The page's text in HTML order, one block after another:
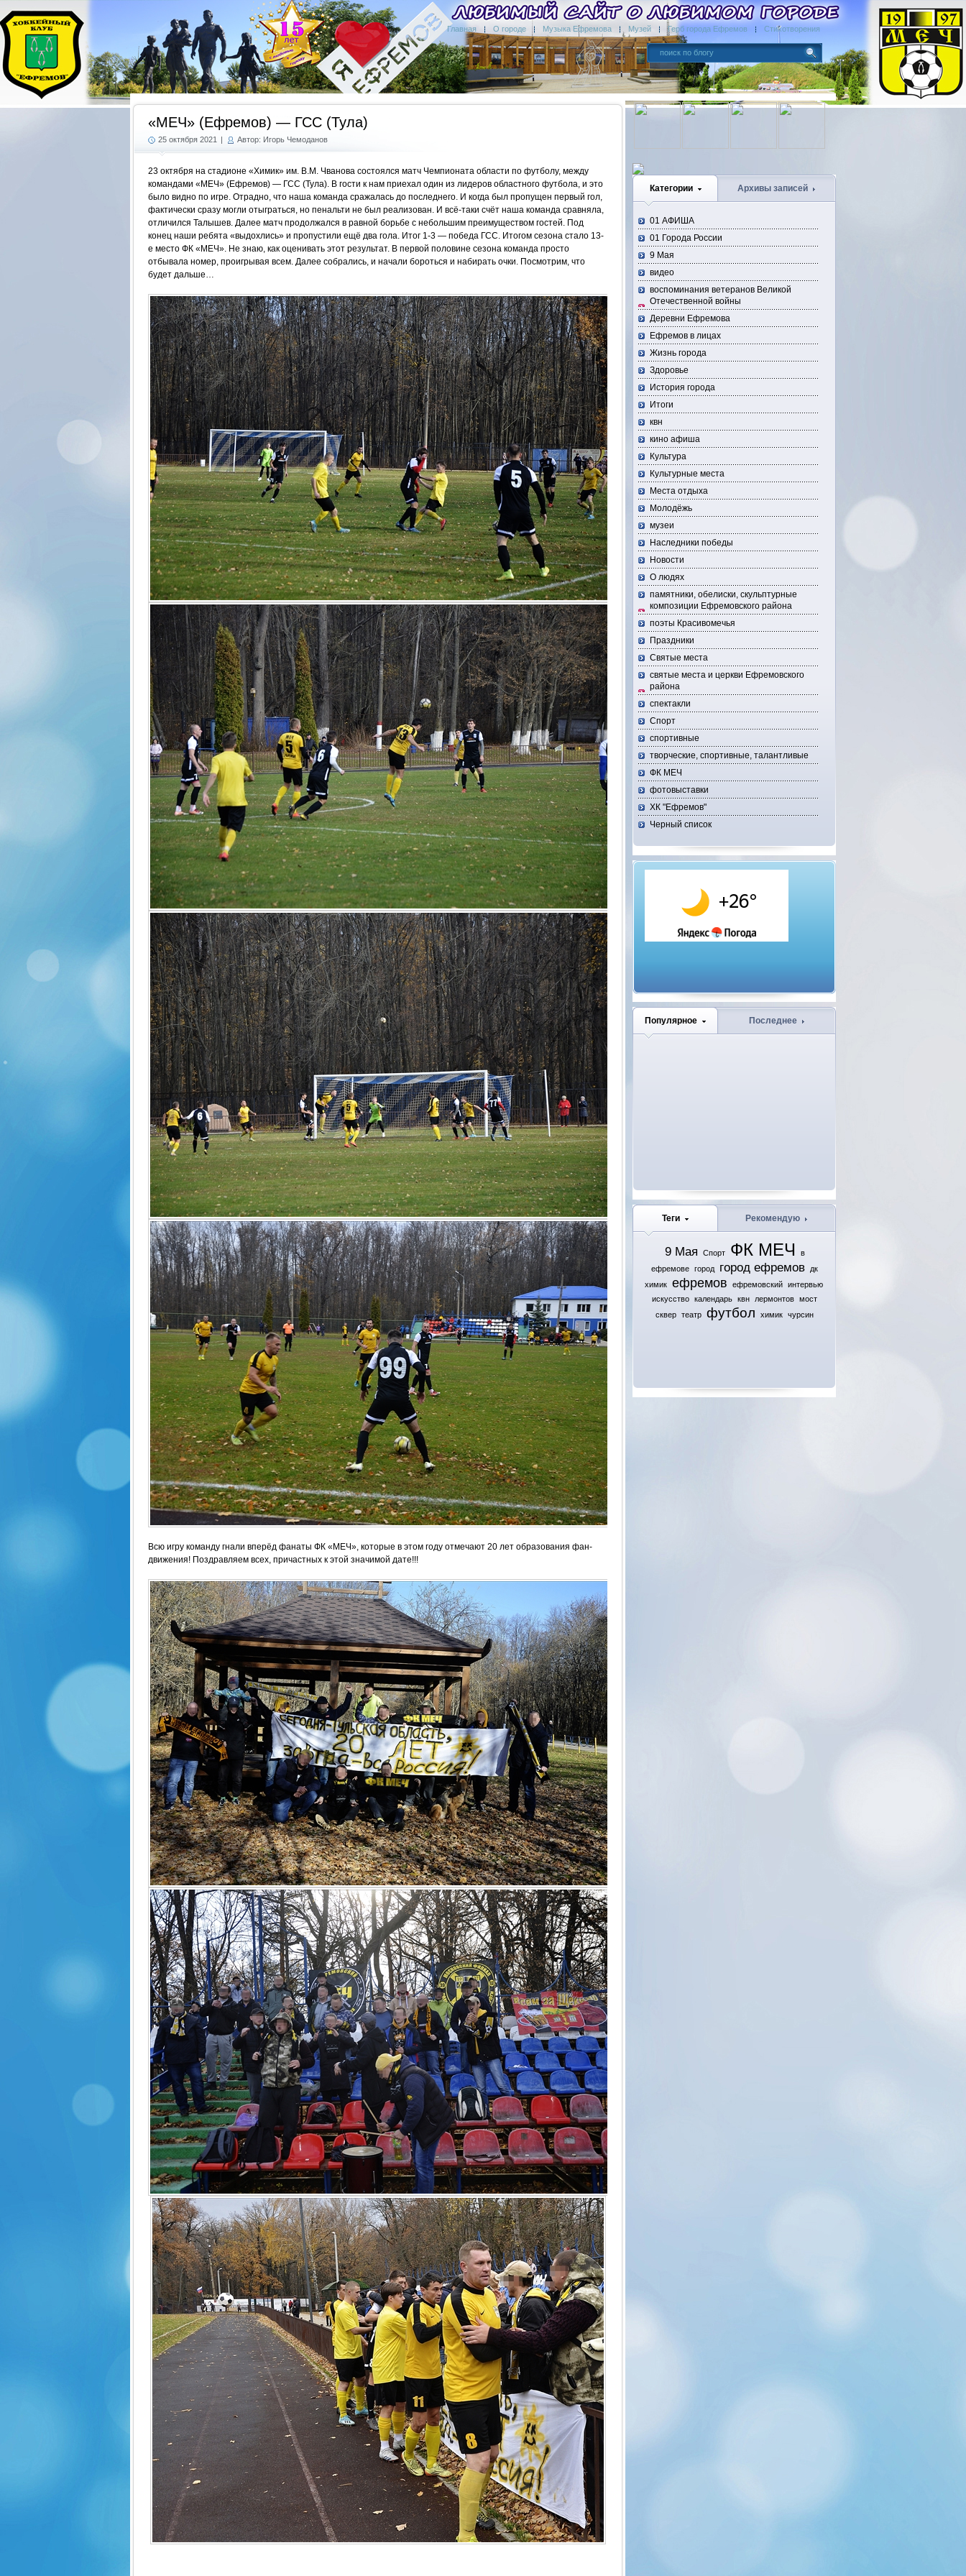
Главная О городе Музыка Ефремова Музей Герб города Ефремов Стихотворения
«МЕЧ» (Ефремов) — ГСС (Тула)
25 октября 2021 | Автор: Игорь Чемоданов
23 октября на стадионе «Химик» им. В.М. Чванова состоялся матч Чемпионата области по футболу, между
командами «МЕЧ» (Ефремов) — ГСС (Тула). В гости к нам приехал один из лидеров областного футбола, и это
было видно по игре. Отрадно, что наша команда сражалась до последнего. И когда был пропущен первый гол,
фактически сразу могли отыграться, но пенальти не был реализован. И всё-таки счёт наша команда сравняла,
отличился Талышев. Далее матч продолжался в равной борьбе с небольшим преимуществом гостей. Под
конец наши ребята «выдохлись» и пропустили ещё два гола. Итог 1-3 — победа ГСС. Итогом сезона стало 13-
е место ФК «МЕЧ». Не знаю, как оценивать этот результат. В первой половине сезона команда просто
отбывала номер, проигрывая всем. Далее собрались, и начали бороться и набирать очки. Посмотрим, что
будет дальше…
Всю игру команду гнали вперёд фанаты ФК «МЕЧ», которые в этом году отмечают 20 лет образования фан-
движения! Поздравляем всех, причастных к этой значимой дате!!!
Категории Архивы записей
01 АФИША
01 Города России
9 Мая
видео
воспоминания ветеранов Великой
Отечественной войны
Деревни Ефремова
Ефремов в лицах
Жизнь города
Здоровье
История города
Итоги
квн
кино афиша
Культура
Культурные места
Места отдыха
Молодёжь
музеи
Наследники победы
Новости
О людях
памятники, обелиски, скульптурные
композиции Ефремовского района
поэты Красивомечья
Праздники
Святые места
святые места и церкви Ефремовского
района
спектакли
Спорт
спортивные
творческие, спортивные, талантливые
ФК МЕЧ
фотовыставки
ХК "Ефремов"
Черный список
Популярное Последнее
Теги Рекомендую
9 Мая Спорт ФК МЕЧ
в
ефремове
город город ефремов
дк
химик
ефремов ефремовский
интервью
искусство
календарь квн лермонтов
мост
сквер
театр футбол химик чурсин